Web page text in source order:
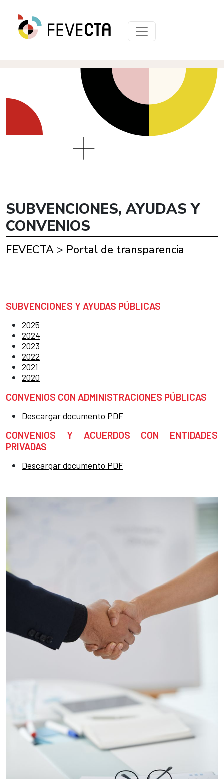
SUBVENCIONES, AYUDAS Y
CONVENIOS
FEVECTA > Portal de transparencia
SUBVENCIONES Y AYUDAS PÚBLICAS
2025
2024
2023
2022
2021
2020
CONVENIOS CON ADMINISTRACIONES PÚBLICAS
Descargar documento PDF
CONVENIOS Y ACUERDOS CON ENTIDADES
PRIVADAS
Descargar documento PDF